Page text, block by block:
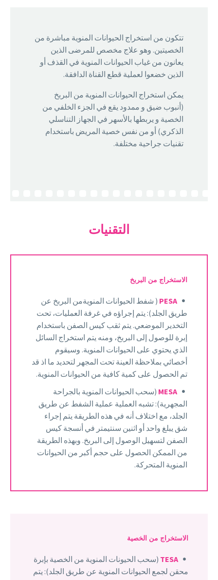
تتكون من استخراج الحيوانات المنوية مباشرة من
الخصيتين. وهو علاج مخصص للمرضى الذين
يعانون من غياب الحيوانات المنوية في القذف أو
الذين خضعوا لعملية قطع القناة الدافقة.
يمكن استخراج الحيوانات المنوية من البربخ
(أنبوب ضيق و ممدود يقع في الجزء الخلفي من
الخصية و يربطها بالأسهر في الجهاز التناسلي
الذكري) أو من نفس خصية المريض باستخدام
تقنيات جراحية مختلفة.
التقنيات
الاستخراج من البربخ
PESA ( شفط الحيوانات المنويةمن البربخ عن
طريق الجلد): يتم إجراؤه في غرفة العمليات، تحت
التخدير الموضعي. يتم ثقب كيس الصفن باستخدام
إبرة للوصول إلى البربخ، ومنه يتم استخراج السائل
الذي يحتوي على الحيوانات المنوية. وسيقوم
أخصائي بملاحظة العينة تحت المجهر لتحديد ما اذ قد
تم الحصول على كمية كافية من الحيوانات المنوية.
MESA (سحب الحيوانات المنوية بالجراحة
المجهرية): تشبه العملية عملية الشفط عن طريق
الجلد، مع اختلاف أنه في هذه الطريقة يتم إجراء
شق يبلغ واحد أو اثنين سنتيمتر في أنسجة كيس
الصفن لتسهيل الوصول إلى البربخ. وبهذه الطريقة
من الممكن الحصول على حجم أكبر من الحيوانات
المنوية المتحركة.
الاستخراج من الخصية
TESA (سحب الحيونات المنوية من الخصية بإبرة
محقن لجمع الحيوانات المنوية عن طريق الجلد): يتم